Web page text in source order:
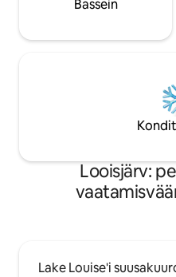
Bassein
Looisjärv:
Lake Louise'i